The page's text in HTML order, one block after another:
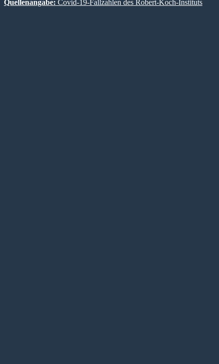
Quellenangabe: Covid-19-Fallzahlen des Robert-Koch-Instituts